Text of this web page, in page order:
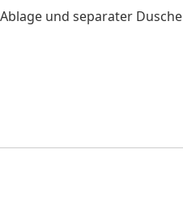
und separater Dusche